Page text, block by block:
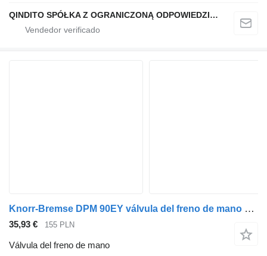
QINDITO SPÓŁKA Z OGRANICZONĄ ODPOWIEDZIALNOŚCIĄ
Knorr-Bremse DPM 90EY válvula del freno de mano para IVECO TRAKKER camión
35,93 € 155 PLN
Válvula del freno de mano